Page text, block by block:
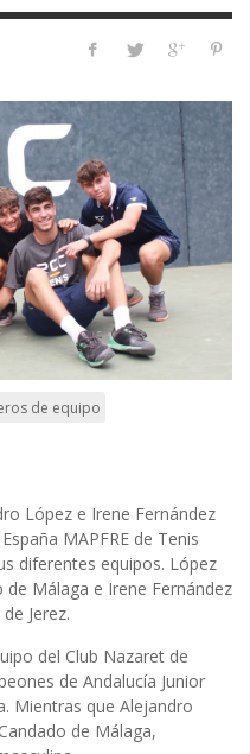
de equipo
López e Irene Fernández
MAPFRE de Tenis
diferentes equipos. López
de Málaga e Irene Fernández
Jerez.
del Club Nazaret de
de Andalucía Junior
Mientras que Alejandro
de Málaga,